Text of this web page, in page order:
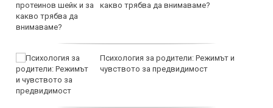
какво трябва да внимаваме?
Психология за родители: Режимът и
чувството за предвидимост